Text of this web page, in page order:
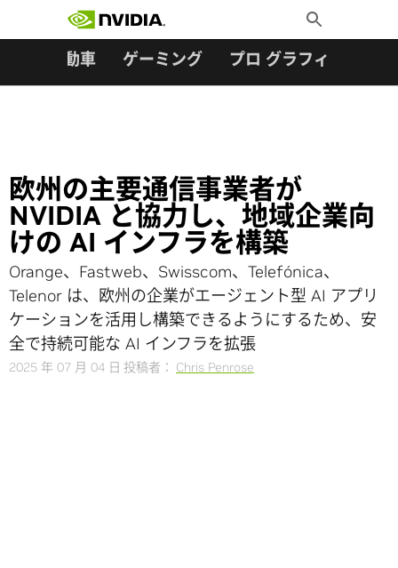
Toggle
Search
自動車 ゲーミング プロ グラフィックス
欧州の主要通信事業者が
NVIDIA と協力し、地域企業向
けの AI インフラを構築
Orange、Fastweb、Swisscom、Telefónica、
Telenor は、欧州の企業がエージェント型 AI アプリ
ケーションを活用し構築できるようにするため、安
全で持続可能な AI インフラを拡張
2025 年 07 月 04 日 投稿者： Chris Penrose